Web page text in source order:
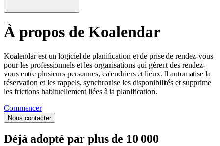
À propos de Koalendar
Koalendar est un logiciel de planification et de prise de rendez-vous
pour les professionnels et les organisations qui gèrent des rendez-
vous entre plusieurs personnes, calendriers et lieux. Il automatise la
réservation et les rappels, synchronise les disponibilités et supprime
les frictions habituellement liées à la planification.
Commencer
Nous contacter
Déjà adopté par plus de 10 000